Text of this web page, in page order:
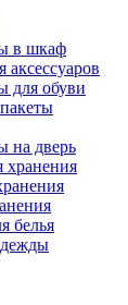
в шкаф
для обуви
на дверь
хранения
белья